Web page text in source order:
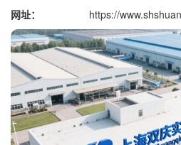
网址： https://